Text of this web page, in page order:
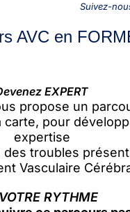
Suivez-
AVC en
EXPERT
propose un
carte, pour
expertise
des troubles
Vasculaire
RYTHME